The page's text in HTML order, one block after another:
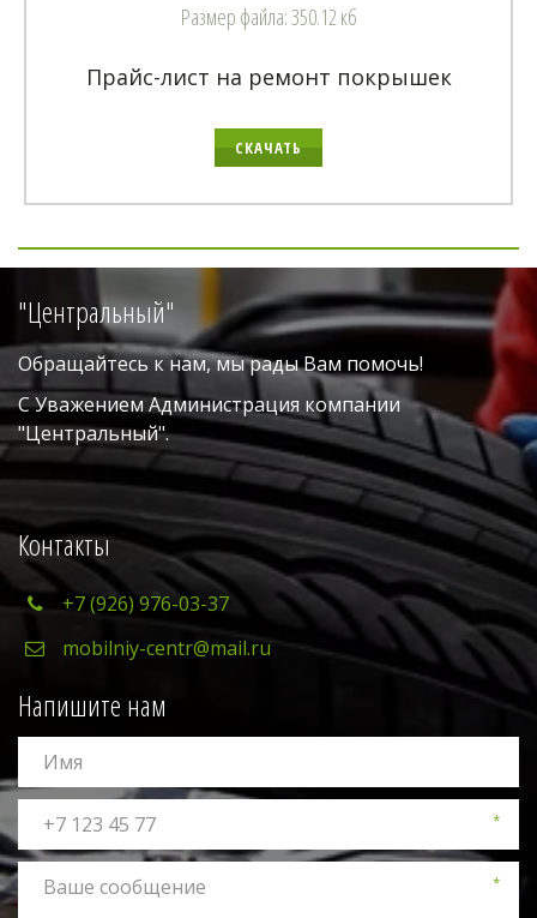
Размер файла: 350.12 кб
Прайс-лист на ремонт покрышек
СКАЧАТЬ
"Центральный"
Обращайтесь к нам, мы рады Вам помочь!
С Уважением Администрация компании
"Центральный".
Контакты
+7 (926) 976-03-37
mobilniy-centr@mail.ru
Напишите нам
*
*